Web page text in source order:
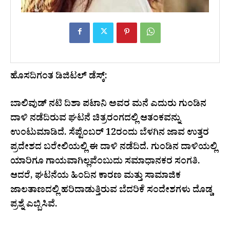
ಹೊಸದಿಗಂತ ಡಿಜಿಟಲ್ ಡೆಸ್ಕ್:
ಬಾಲಿವುಡ್‌ ನಟಿ ದಿಶಾ ಪಟಾನಿ ಅವರ ಮನೆ ಎದುರು ಗುಂಡಿನ
ದಾಳಿ ನಡೆದಿರುವ ಘಟನೆ ಚಿತ್ರರಂಗದಲ್ಲಿ ಆತಂಕವನ್ನು
ಉಂಟುಮಾಡಿದೆ. ಸೆಪ್ಟೆಂಬರ್ 12ರಂದು ಬೆಳಗಿನ ಜಾವ ಉತ್ತರ
ಪ್ರದೇಶದ ಬರೇಲಿಯಲ್ಲಿ ಈ ದಾಳಿ ನಡೆದಿದೆ. ಗುಂಡಿನ ದಾಳಿಯಲ್ಲಿ
ಯಾರಿಗೂ ಗಾಯವಾಗಿಲ್ಲವೆಂಬುದು ಸಮಾಧಾನಕರ ಸಂಗತಿ.
ಆದರೆ, ಘಟನೆಯ ಹಿಂದಿನ ಕಾರಣ ಮತ್ತು ಸಾಮಾಜಿಕ
ಜಾಲತಾಣದಲ್ಲಿ ಹರಿದಾಡುತ್ತಿರುವ ಬೆದರಿಕೆ ಸಂದೇಶಗಳು ದೊಡ್ಡ
ಪ್ರಶ್ನೆ ಎಬ್ಬಿಸಿವೆ.